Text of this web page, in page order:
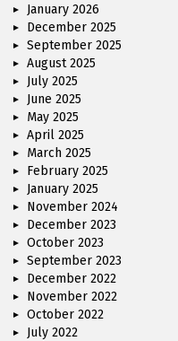
January 2026
December 2025
September 2025
August 2025
July 2025
June 2025
May 2025
April 2025
March 2025
February 2025
January 2025
November 2024
December 2023
October 2023
September 2023
December 2022
November 2022
October 2022
July 2022